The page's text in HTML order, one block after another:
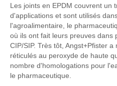
Les joints en EPDM couvrent un
d'applications et sont utilisés
l'agroalimentaire, le
où ils ont fait leurs preuves dans
CIP/SIP. Très tôt, Angst+Pfister
réticulés au peroxyde de haute
nombre d'homologations pour
le pharmaceutique.